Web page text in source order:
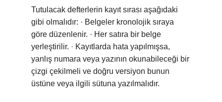
Tutulacak defterlerin kayıt sırası aşağıdaki
gibi olmalıdır: · Belgeler kronolojik sıraya
göre düzenlenir. · Her satıra bir belge
yerleştirilir. · Kayıtlarda hata yapılmışsa,
yanlış numara veya yazının okunabileceği bir
çizgi çekilmeli ve doğru versiyon bunun
üstüne veya ilgili sütuna yazılmalıdır.